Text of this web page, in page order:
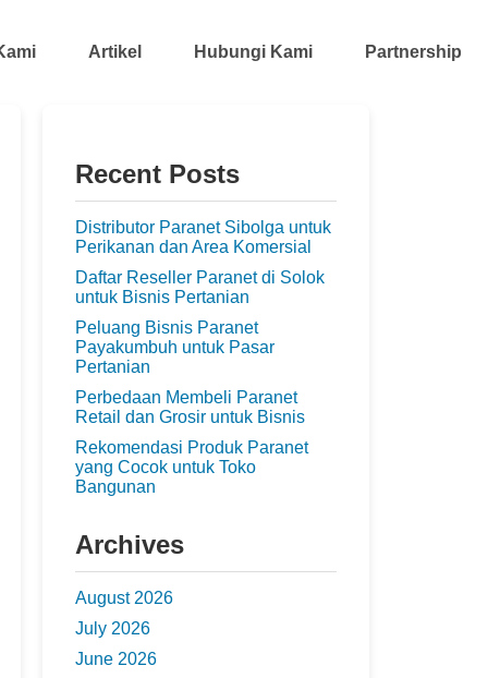
Artikel Hubungi Kami Partnership
Recent Posts
Distributor Paranet Sibolga untuk
Perikanan dan Area Komersial
Daftar Reseller Paranet di Solok
untuk Bisnis Pertanian
Peluang Bisnis Paranet
Payakumbuh untuk Pasar
Pertanian
Perbedaan Membeli Paranet
Retail dan Grosir untuk Bisnis
Rekomendasi Produk Paranet
yang Cocok untuk Toko
Bangunan
Archives
August 2026
July 2026
June 2026